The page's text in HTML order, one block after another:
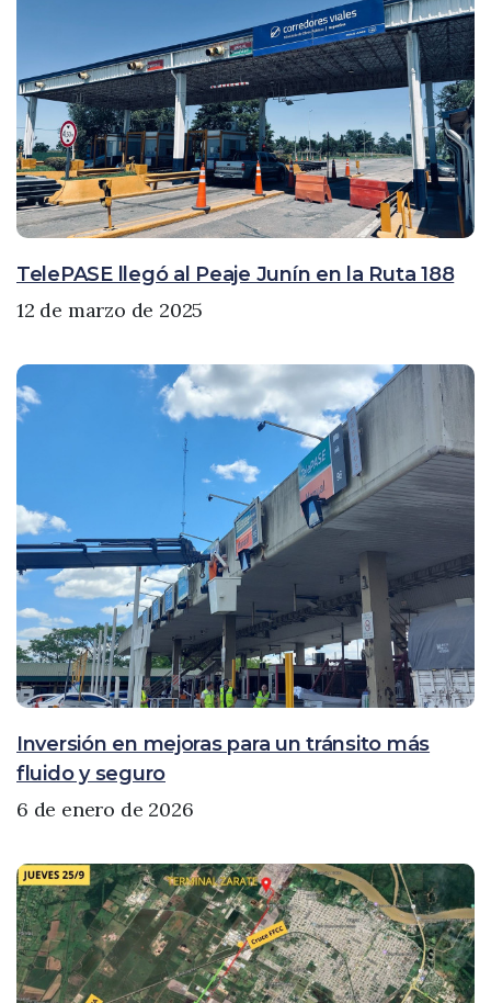
TelePASE llegó al Peaje Junín en la Ruta 188
12 de marzo de 2025
Inversión en mejoras para un tránsito más
fluido y seguro
6 de enero de 2026